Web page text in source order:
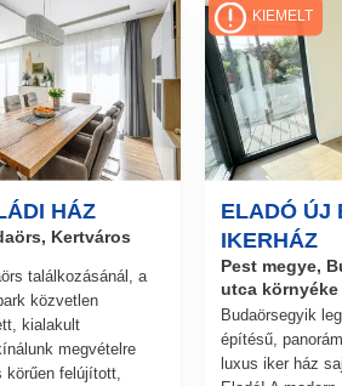
HÁZ
Kertváros
találkozásánál, a
közvetlen
kialakult
megvételre
körűen felújított,
ELADÓ ÚJ
IKERHÁZ
Pest megye,
utca környéke
Budaörsegyik
építésű,
luxus iker ház
KIEMELT